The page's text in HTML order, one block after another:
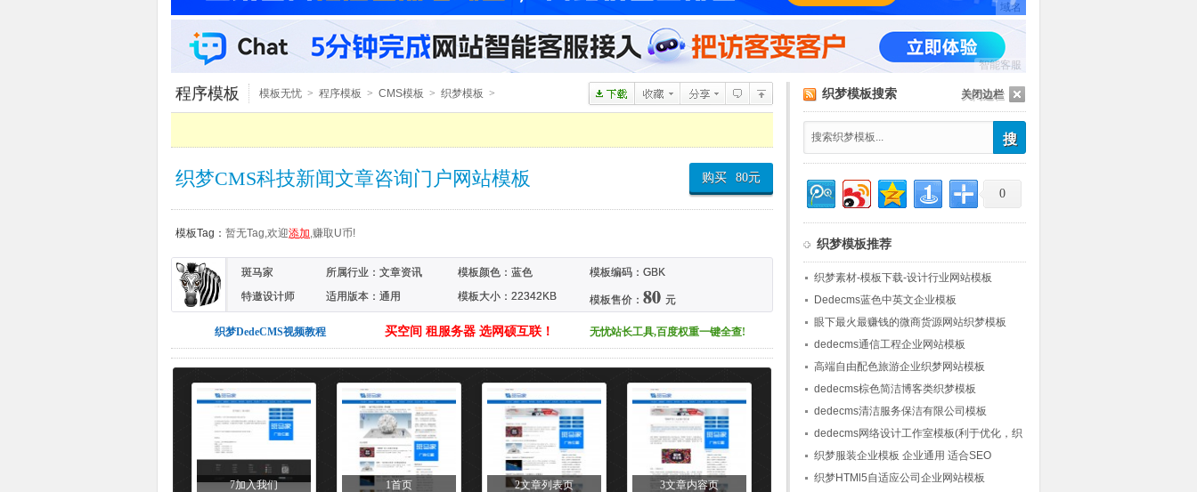
域名
智能客服
关闭边栏
程序模板 模板无忧 > 程序模板 > CMS模板 > 织梦模板 >
织梦CMS科技新闻文章咨询门户网站模板 购买 80元
模板Tag： 暂无Tag,欢迎添加,赚取U币!
斑马家
特邀设计师
所属行业： 文章资讯 模板颜色： 蓝色
模板编码：GBK
适用版本：通用
模板大小：22342KB 模板售价： 80 元
织梦DedeCMS视频教程 买空间 租服务器 选网硕互联！ 无忧站长工具,百度权重一键全查!
7加入我们 1首页 2文章列表页 3文章内容页
织梦模板搜索
0
织梦模板推荐
织梦素材-模板下载-设计行业网站模板
Dedecms蓝色中英文企业模板
眼下最火最赚钱的微商货源网站织梦模板
【兼容手机自适应模板】
dedecms通信工程企业网站模板
高端自由配色旅游企业织梦网站模板
dedecms棕色简洁博客类织梦模板
dedecms清洁服务保洁有限公司模板
dedecms网络设计工作室模板(利于优化，织
梦整站)
织梦服装企业模板 企业通用 适合SEO
织梦HTMl5自适应公司企业网站模板